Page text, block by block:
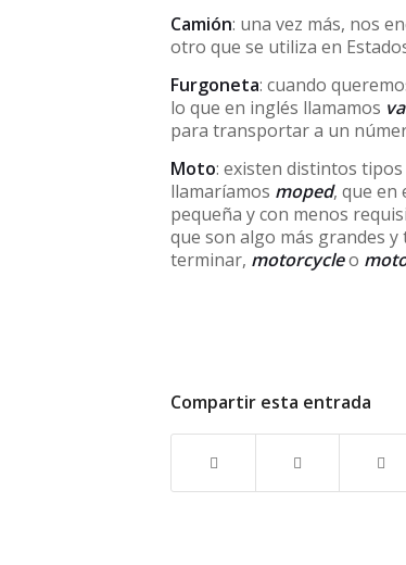
Camión: una vez más, nos
otro que se utiliza en
Furgoneta: cuando
lo que en inglés llamamos
para transportar a un
Moto: existen distintos
llamaríamos moped, que en
pequeña y con menos
que son algo más grandes
terminar, motorcycleo
Compartir esta entrada